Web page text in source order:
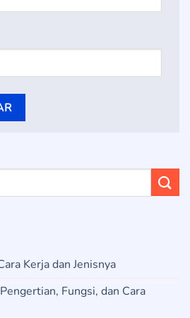
Kerja dan Jenisnya
Fungsi, dan Cara